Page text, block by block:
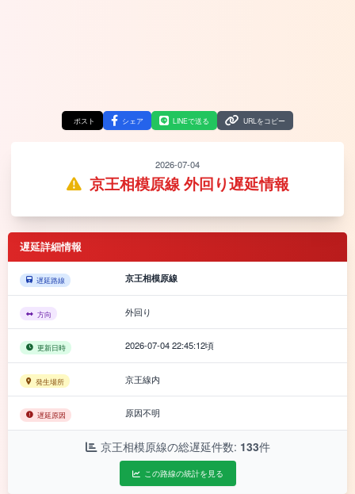
ポスト シェア LINEで送る URLをコピー
2026-07-04
京王相模原線 外回り遅延情報
遅延詳細情報
遅延路線 京王相模原線
方向 外回り
更新日時 2026-07-04 22:45:12頃
発生場所 京王線内
遅延原因 原因不明
京王相模原線の総遅延件数: 133件
この路線の統計を見る